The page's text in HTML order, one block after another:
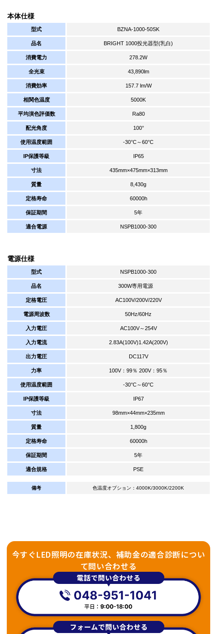
本体仕様
型式 BZNA-1000-50SK
品名 BRIGHT 1000投光器型(乳白)
消費電力 278.2W
全光束 43,890lm
消費効率 157.7 lm/W
相関色温度 5000K
平均演色評価数 Ra80
配光角度 100°
使用温度範囲 -30°C～60°C
IP保護等級 IP65
寸法 435mm×475mm×313mm
質量 8,430g
定格寿命 60000h
保証期間 5年
適合電源 NSPB1000-300
電源仕様
型式 NSPB1000-300
品名 300W専用電源
定格電圧 AC100V/200V/220V
電源周波数 50Hz/60Hz
入力電圧 AC100V～254V
入力電流 2.83A(100V)1.42A(200V)
出力電圧 DC117V
力率 100V：99％ 200V：95％
使用温度範囲 -30°C～60°C
IP保護等級 IP67
寸法 98mm×44mm×235mm
質量 1,800g
定格寿命 60000h
保証期間 5年
適合規格 PSE
備考 色温度オプション：4000K/3000K/2200K
今すぐLED照明の在庫状況、補助金の適合診断につい
て問い合わせる